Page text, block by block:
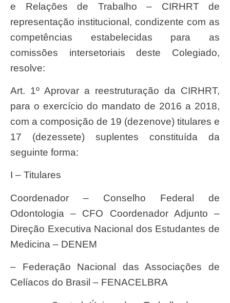
e Relações de Trabalho – CIRHRT de
representação institucional, condizente com as
competências estabelecidas para as
comissões intersetoriais deste Colegiado,
resolve:
Art. 1º Aprovar a reestruturação da CIRHRT,
para o exercício do mandato de 2016 a 2018,
com a composição de 19 (dezenove) titulares e
17 (dezessete) suplentes constituída da
seguinte forma:
I – Titulares
Coordenador – Conselho Federal de
Odontologia – CFO Coordenador Adjunto –
Direção Executiva Nacional dos Estudantes de
Medicina – DENEM
– Federação Nacional das Associações de
Celíacos do Brasil – FENACELBRA